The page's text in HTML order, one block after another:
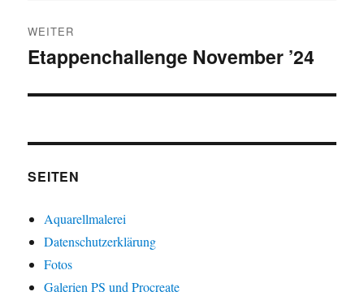
WEITER
Nächster
Etappenchallenge November ’24
SEITEN
Aquarellmalerei
Datenschutzerklärung
Fotos
Galerien PS und Procreate